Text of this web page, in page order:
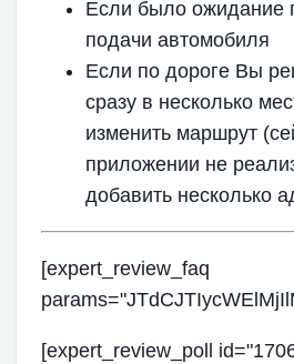
Если было ожидание
подачи автомобиля
Если по дороге Вы
сразу в несколько
изменить маршрут
приложении не
добавить несколько
[expert_review_faq
[expert_review_poll